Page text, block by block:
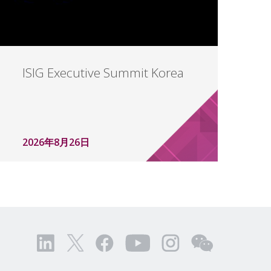
ISIG Executive Summit Korea
2026年8月26日